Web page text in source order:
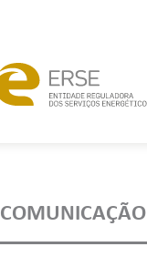
COMUNICAÇÃO